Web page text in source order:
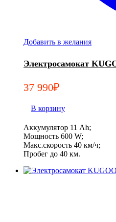
Добавить в желания
Электросамокат
37 990₽
В корзину
Аккумулятор 11 Ah;
Мощность 600 W;
Макс.скорость 40 км/ч;
Пробег до 40 км.